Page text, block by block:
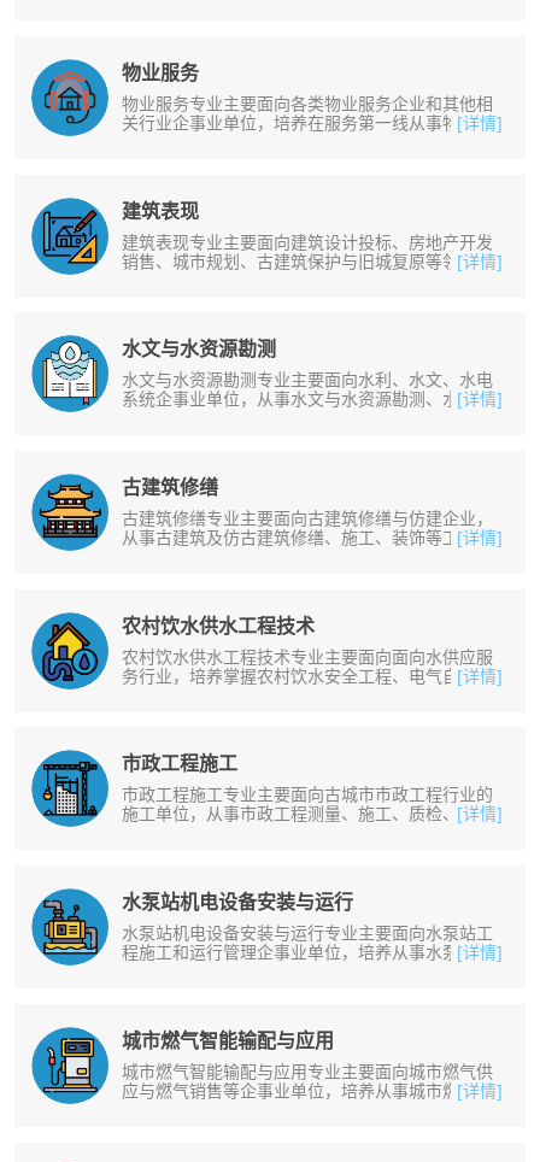
物业服务
物业服务专业主要面向各类物业服务企业和其他相
关行业企事业单位，培养在服务第一线从事物业客
[详情]
建筑表现
建筑表现专业主要面向建筑设计投标、房地产开发
销售、城市规划、古建筑保护与旧城复原等领域，
[详情]
水文与水资源勘测
水文与水资源勘测专业主要面向水利、水文、水电
系统企事业单位，从事水文与水资源勘测、水质检
[详情]
古建筑修缮
古建筑修缮专业主要面向古建筑修缮与仿建企业，
从事古建筑及仿古建筑修缮、施工、装饰等工作。
[详情]
农村饮水供水工程技术
农村饮水供水工程技术专业主要面向面向水供应服
务行业，培养掌握农村饮水安全工程、电气自动[详情]
市政工程施工
市政工程施工专业主要面向古城市市政工程行业的
施工单位，从事市政工程测量、施工、质检、造价
[详情]
水泵站机电设备安装与运行
水泵站机电设备安装与运行专业主要面向水泵站工
程施工和运行管理企事业单位，培养从事水泵站机
[详情]
城市燃气智能输配与应用
城市燃气智能输配与应用专业主要面向城市燃气供
应与燃气销售等企事业单位，培养从事城市燃气输
[详情]